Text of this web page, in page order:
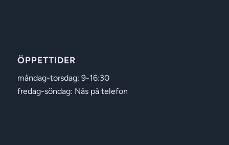
ÖPPETTIDER
måndag-torsdag: 9-16:30
fredag-söndag: Nås på telefon